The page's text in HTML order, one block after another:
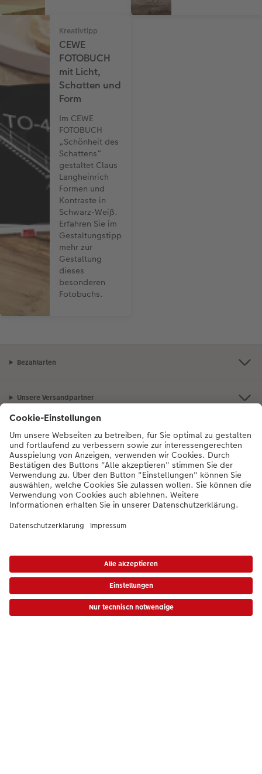
Kreativtipp
CEWE
FOTOBUCH
mit Licht,
Schatten und
Form
Im CEWE
FOTOBUCH
„Schönheit des
Schattens“
gestaltet Claus
Langheinrich
Formen und
Kontraste in
Schwarz-Weiß.
Erfahren Sie im
Gestaltungstipp
mehr zur
Gestaltung
dieses
besonderen
Fotobuchs.
Bezahlarten
Unsere Versandpartner
Qualität & Sicherheit
Zertifizierungen & Initiativen
Unsere Empfehlungen
Service
Mehr zum CEWE Fotoservice
* Die UVP gelten inkl. MwSt. zzgl. Versandkosten (ggf. auch bei Filialabholung) gem.
Preisliste